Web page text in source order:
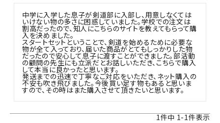
中学に入学した息子が剣道部に入部し、用意しなくては
いけない物の多さに困惑していました。学校での注文は
割高だったので、知人にこちらのサイトを教えてもらって購
入を決めました。
スタートセットということで、剣道を始めるために必要な
物が全て入っており、届いた商品がとてもしっかりした物
だったので安心して息子に渡すことができました。部活動
の顧問の先生にも立派だとお話しいただき、こちらで購入
して本当に良かったと思います。
発送までの迅速で丁寧なご対応をいただき、ネット購入の
不安も吹き飛びました。今後買い足す物もあると思いま
すので、その時はまた購入させて頂きたいと思います。
1件中 1-1件表示